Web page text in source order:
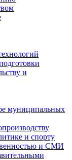
и
муниципальных
и спорту
и СМИ